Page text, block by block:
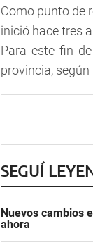
Como punto de
inició hace tres
Para este fin
provincia,
SEGUÍ
Nuevos cambios
ahora